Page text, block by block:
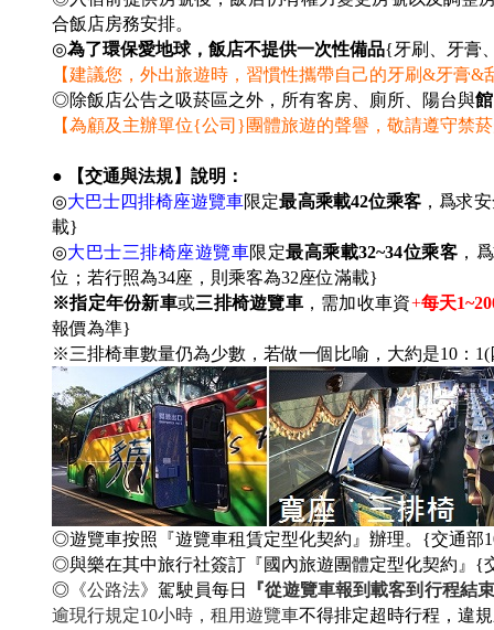
合飯店房務安排。
◎為了環保愛地球，飯店不提供一次性備品{牙刷、牙膏
【建議您，外出旅遊時，習慣性攜帶自己的牙刷&牙膏&
◎除飯店公告之吸菸區之外，所有客房、廁所、陽台與
【為顧及主辦單位{公司}團體旅遊的聲譽，敬請遵守禁
● 【交通與法規】說明：
◎大巴士四排椅座遊覽車限定最高乘載42位乘客，爲求
載}
◎大巴士三排椅座遊覽車限定最高乘載32~34位乘客 ，
位；若行照為34座，則乘客為32座位滿載}
※指定年份新車或三排椅遊覽車，需加收車資+每天
報價為準}
※三排椅車數量仍為少數，若做一個比喻，大約是10：
◎遊覽車按照『遊覽車租賃定型化契約』辦理。{交通部
◎與樂在其中旅行社簽訂『國內旅遊團體定型化契約』{
◎ 《公路法》駕駛員每日
『從遊覽車報到載客到行程結束
逾現行規定10小時，租用遊覽車不得排定超時行程，違